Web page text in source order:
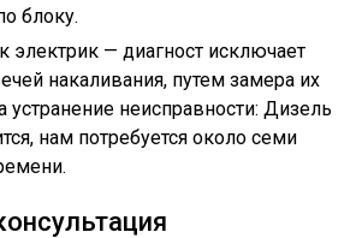
блоку.
электрик — диагност исключает
накаливания, путем замера их
устранение неисправности: Дизель
нам потребуется около семи